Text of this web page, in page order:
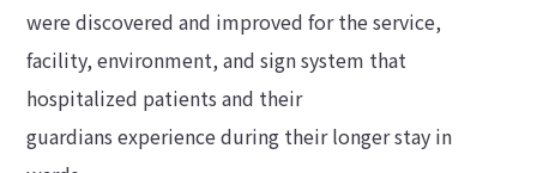
were discovered and improved for the service,
facility, environment, and sign system that
hospitalized patients and their
guardians experience during their longer stay in